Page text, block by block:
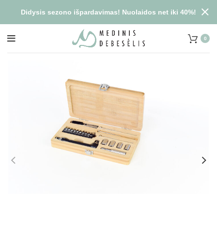
0
Didysis sezono išpardavimas! Nuolaidos net iki 40%!